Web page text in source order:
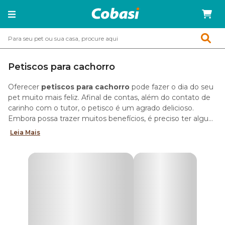
Petiscos para cachorro
Oferecer petiscos para cachorro pode fazer o dia do seu
pet muito mais feliz. Afinal de contas, além do contato de
carinho com o tutor, o petisco é um agrado delicioso.
Embora possa trazer muitos benefícios, é preciso ter alguns
cuidados. Confira!
Tipos de petiscos para cachorro
Há no mercado diversos tipos de petiscos para cachorro
Leia Mais